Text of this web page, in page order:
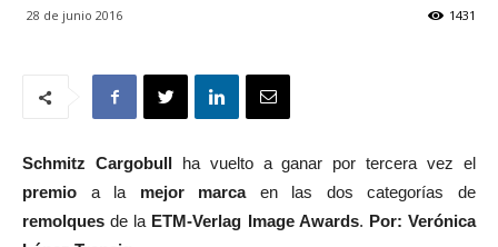
28 de junio 2016 1431
Schmitz Cargobullha vuelto a ganar por tercera vez el
premio a la mejor marca en las dos categorías de
remolquesde la ETM-Verlag Image Awards. Por: Verónica